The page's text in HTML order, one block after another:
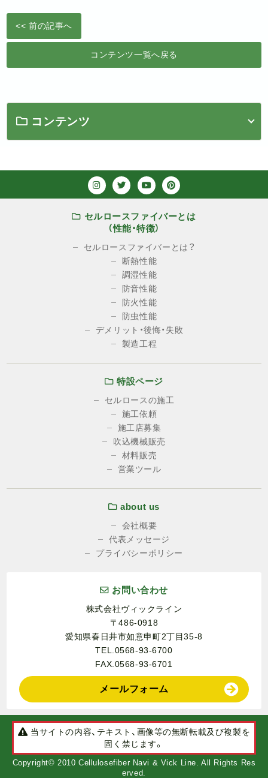
<< 前の記事へ
コンテンツ一覧へ戻る
コンテンツ
セルロースファイバーとは
（性能・特徴）
セルロースファイバーとは？
断熱性能
調湿性能
防音性能
防火性能
防虫性能
デメリット・後悔・失敗
製造工程
特設ページ
セルロースの施工
施工依頼
施工店募集
吹込機械販売
材料販売
営業ツール
about us
会社概要
代表メッセージ
プライバシーポリシー
お問い合わせ
株式会社ヴィックライン
〒486-0918
愛知県春日井市如意申町2丁目35-8
TEL.0568-93-6700
FAX.0568-93-6701
メールフォーム
当サイトの内容、テキスト、画像等の無断転載及び複製を
固く禁じます。
Copyright© 2010 Cellulosefiber Navi & Vick Line. All Rights Res
erved.